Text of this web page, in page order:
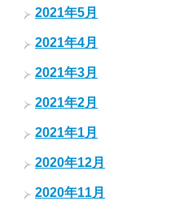
2021年5月
2021年4月
2021年3月
2021年2月
2021年1月
2020年12月
2020年11月